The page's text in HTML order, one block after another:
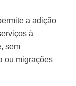
a adição
à
sem
ou migrações